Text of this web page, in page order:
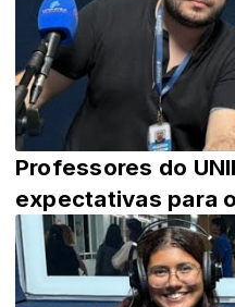
Professores do
expectativas para